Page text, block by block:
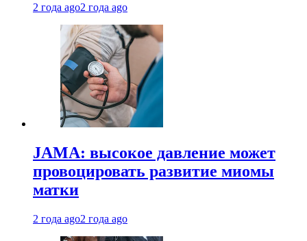
2 года ago2 года ago
JAMA: высокое давление может
провоцировать развитие миомы
матки
2 года ago2 года ago